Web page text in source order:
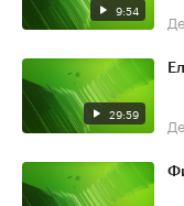
9:54
29:59